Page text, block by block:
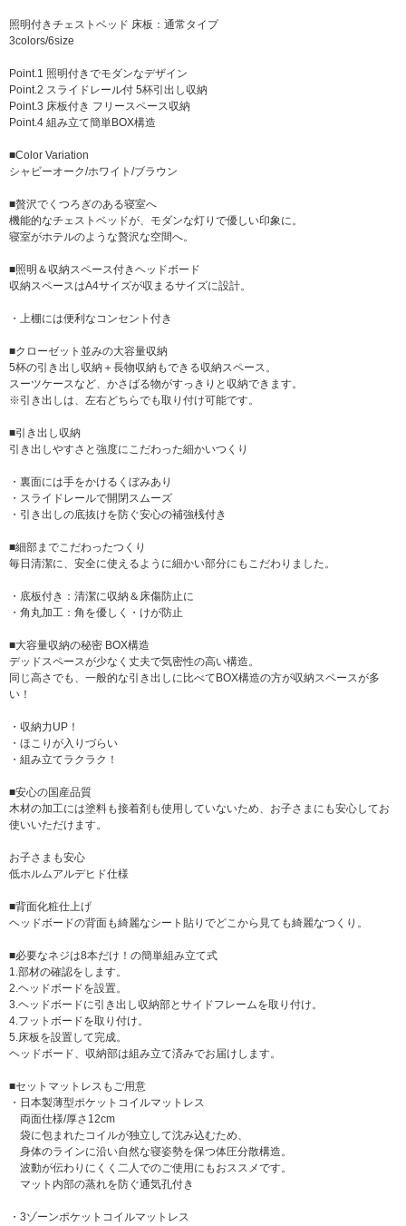
照明付きチェストベッド 床板：通常タイプ
3colors/6size
Point.1 照明付きでモダンなデザイン
Point.2 スライドレール付 5杯引出し収納
Point.3 床板付き フリースペース収納
Point.4 組み立て簡単BOX構造
■Color Variation
シャビーオーク/ホワイト/ブラウン
■贅沢でくつろぎのある寝室へ
機能的なチェストベッドが、モダンな灯りで優しい印象に。
寝室がホテルのような贅沢な空間へ。
■照明＆収納スペース付きヘッドボード
収納スペースはA4サイズが収まるサイズに設計。
・上棚には便利なコンセント付き
■クローゼット並みの大容量収納
5杯の引き出し収納＋長物収納もできる収納スペース。
スーツケースなど、かさばる物がすっきりと収納できます。
※引き出しは、左右どちらでも取り付け可能です。
■引き出し収納
引き出しやすさと強度にこだわった細かいつくり
・裏面には手をかけるくぼみあり
・スライドレールで開閉スムーズ
・引き出しの底抜けを防ぐ安心の補強桟付き
■細部までこだわったつくり
毎日清潔に、安全に使えるように細かい部分にもこだわりました。
・底板付き：清潔に収納＆床傷防止に
・角丸加工：角を優しく・けが防止
■大容量収納の秘密 BOX構造
デッドスペースが少なく丈夫で気密性の高い構造。
同じ高さでも、一般的な引き出しに比べてBOX構造の方が収納スペースが多
い！
・収納力UP！
・ほこりが入りづらい
・組み立てラクラク！
■安心の国産品質
木材の加工には塗料も接着剤も使用していないため、お子さまにも安心してお
使いいただけます。
お子さまも安心
低ホルムアルデヒド仕様
■背面化粧仕上げ
ヘッドボードの背面も綺麗なシート貼りでどこから見ても綺麗なつくり。
■必要なネジは8本だけ！の簡単組み立て式
1.部材の確認をします。
2.ヘッドボードを設置。
3.ヘッドボードに引き出し収納部とサイドフレームを取り付け。
4.フットボードを取り付け。
5.床板を設置して完成。
ヘッドボード、収納部は組み立て済みでお届けします。
■セットマットレスもご用意
・日本製薄型ポケットコイルマットレス
両面仕様/厚さ12cm
袋に包まれたコイルが独立して沈み込むため、
身体のラインに沿い自然な寝姿勢を保つ体圧分散構造。
波動が伝わりにくく二人でのご使用にもおススメです。
マット内部の蒸れを防ぐ通気孔付き
・3ゾーンポケットコイルマットレス